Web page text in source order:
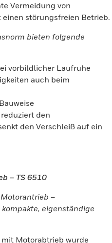
Vermeidung von
störungsfreien Betrieb.
bieten folgende
vorbildlicher Laufruhe
auch beim
den
den Verschleiß auf ein
– TS 6510
–
eigenständige
mit Motorabtrieb wurde